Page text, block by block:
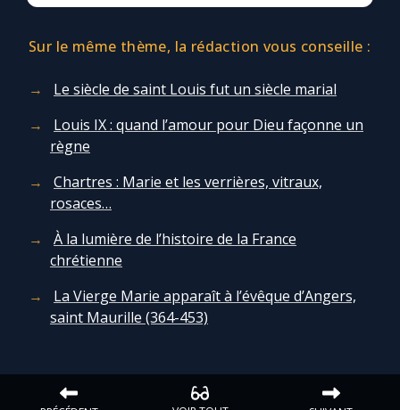
Sur le même thème, la rédaction vous conseille :
Le siècle de saint Louis fut un siècle marial
Louis IX : quand l’amour pour Dieu façonne un
règne
Chartres : Marie et les verrières, vitraux,
rosaces…
À la lumière de l’histoire de la France
chrétienne
La Vierge Marie apparaît à l’évêque d’Angers,
saint Maurille (364-453)